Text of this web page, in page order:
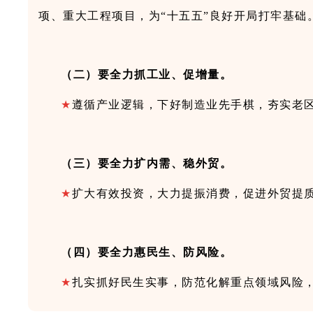
项、重大工程项目，为“十五五”良好开局打牢基础
（二）要全力抓工业、促增量。
★遵循产业逻辑，下好制造业先手棋，夯实老
（三）要全力扩内需、稳外贸。
★扩大有效投资，大力提振消费，促进外贸提
（四）要全力惠民生、防风险。
★扎实抓好民生实事，防范化解重点领域风险